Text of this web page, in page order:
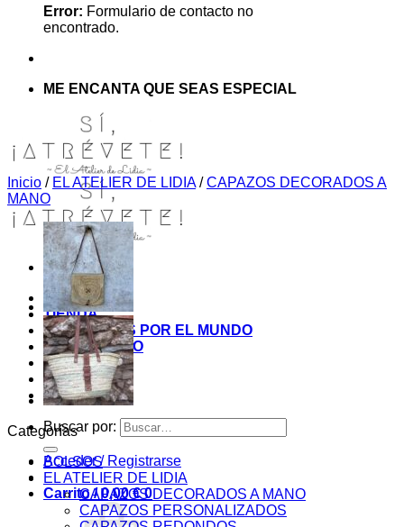
Error: Formulario de contacto no
encontrado.
ME ENCANTA QUE SEAS ESPECIAL
INICIO
TIENDA
MIS COSITAS POR EL MUNDO
EL COMIENZO
BLOG
PAGOS
CONTACTO
Buscar por:
Acceder / Registrarse
Carrito /0,00€ 0
Inicio / EL ATELIER DE LIDIA / CAPAZOS DECORADOS A
MANO
Categorías
BOLSOS
EL ATELIER DE LIDIA
CAPAZOS DECORADOS A MANO
CAPAZOS PERSONALIZADOS